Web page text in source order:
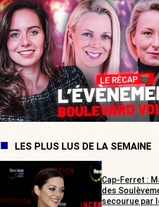
LES PLUS LUS DE LA SEMAINE
Cap-Ferret :
des
secourue par